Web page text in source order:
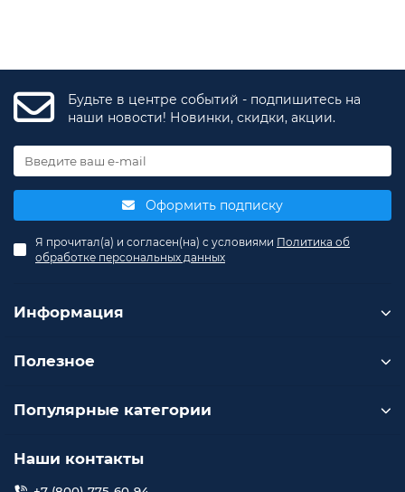
Будьте в центре событий - подпишитесь на
наши новости! Новинки, скидки, акции.
Оформить подписку
Я прочитал(а) и согласен(на) с условиями Политика об
обработке персональных данных
Информация
Полезное
Популярные категории
Наши контакты